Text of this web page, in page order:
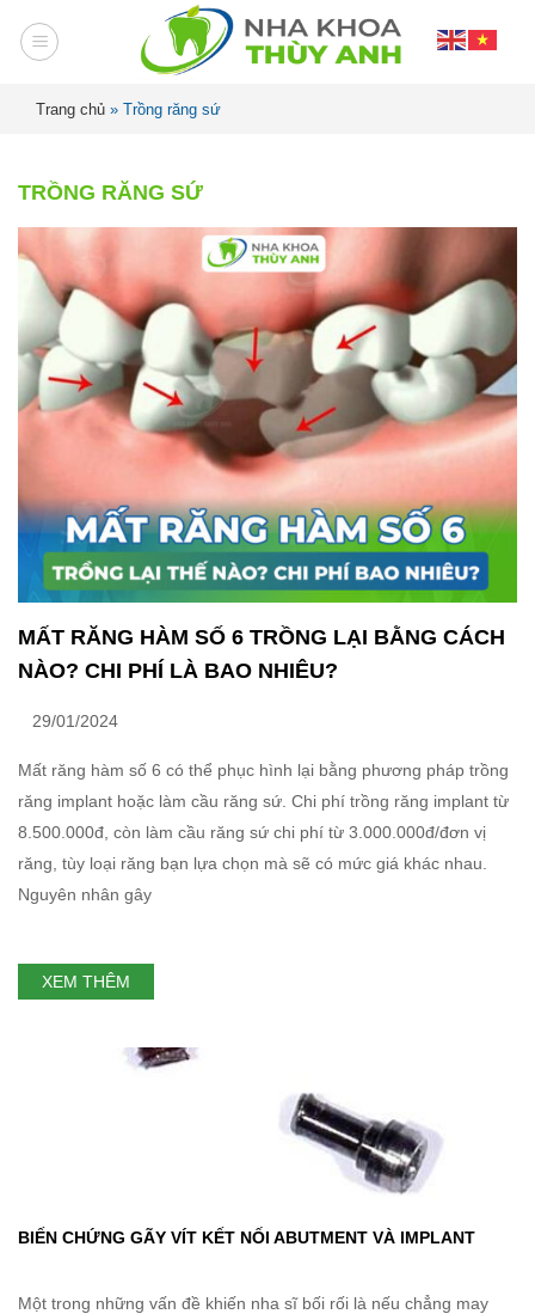
Trang chủ » Trồng răng sứ
TRỒNG RĂNG SỨ
MẤT RĂNG HÀM SỐ 6 TRỒNG LẠI BẰNG CÁCH
NÀO? CHI PHÍ LÀ BAO NHIÊU?
29/01/2024
Mất răng hàm số 6 có thể phục hình lại bằng phương pháp trồng
răng implant hoặc làm cầu răng sứ. Chi phí trồng răng implant từ
8.500.000đ, còn làm cầu răng sứ chi phí từ 3.000.000đ/đơn vị
răng, tùy loại răng bạn lựa chọn mà sẽ có mức giá khác nhau.
Nguyên nhân gây
XEM THÊM
BIẾN CHỨNG GÃY VÍT KẾT NỐI ABUTMENT VÀ IMPLANT
Một trong những vấn đề khiến nha sĩ bối rối là nếu chẳng may